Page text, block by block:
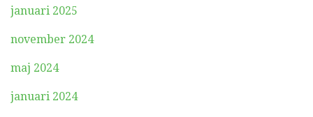
januari 2025
november 2024
maj 2024
januari 2024